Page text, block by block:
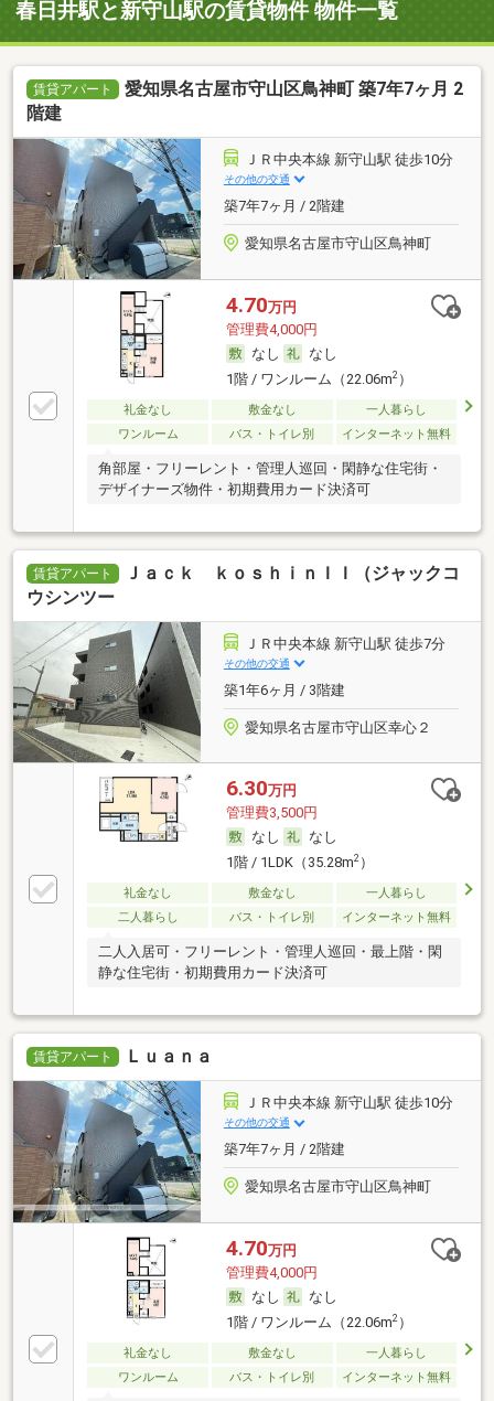
春日井駅と新守山駅の賃貸物件 物件一覧
賃貸アパート
愛知県名古屋市守山区鳥神町 築7年7ヶ月 2
階建
ＪＲ中央本線 新守山駅 徒歩10分
その他の交通
築7年7ヶ月 / 2階建
愛知県名古屋市守山区鳥神町
4.70万円
管理費4,000円
なし
なし
1階 / ワンルーム（22.06m2）
礼金なし 敷金なし
一人暮らし
ワンルーム
バス・トイレ別 インターネット無料
角部屋・フリーレント・管理人巡回・閑静な住宅街・
デザイナーズ物件・初期費用カード決済可
賃貸アパート
Ｊａｃｋ ｋｏｓｈｉｎＩＩ（ジャックコ
ウシンツー
ＪＲ中央本線 新守山駅 徒歩7分
その他の交通
築1年6ヶ月 / 3階建
愛知県名古屋市守山区幸心２
6.30万円
管理費3,500円
なし
なし
1階 / 1LDK（35.28m2）
礼金なし 敷金なし
一人暮らし
二人暮らし
バス・トイレ別 インターネット無料
二人入居可・フリーレント・管理人巡回・最上階・閑
静な住宅街・初期費用カード決済可
賃貸アパート Ｌｕａｎａ
ＪＲ中央本線 新守山駅 徒歩10分
その他の交通
築7年7ヶ月 / 2階建
愛知県名古屋市守山区鳥神町
4.70万円
管理費4,000円
なし
なし
1階 / ワンルーム（22.06m2）
礼金なし 敷金なし
一人暮らし
ワンルーム
バス・トイレ別 インターネット無料